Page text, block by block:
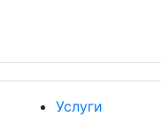
Услуги